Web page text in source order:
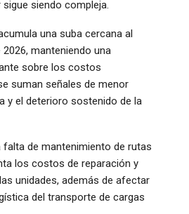
siendo compleja.
una suba cercana al
2026, manteniendo una
sobre los costos
suman señales de menor
y el deterioro sostenido de la
falta de mantenimiento de rutas
los costos de reparación y
unidades, además de afectar
del transporte de cargas